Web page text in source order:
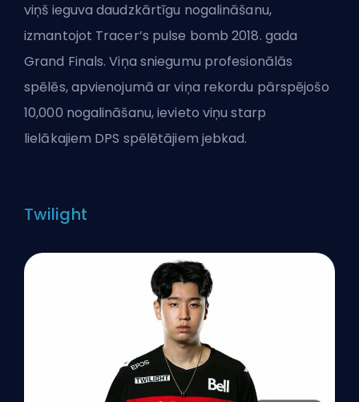
viņš ieguva daudzkārtīgu nogalināšanu,
izmantojot Tracer’s pulse bomb 2018. gada
Grand Finals. Viņa sniegumu profesionālās
spēlēs, apvienojumā ar viņa rekordu pārspējošo
10,000 nogalināšanu, ievieto viņu starp
lielākajiem DPS spēlētājiem jebkad.
Twilight